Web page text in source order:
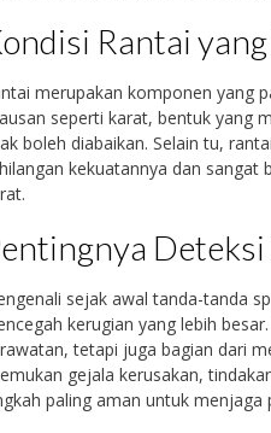
Rantai
merupakan komponen yang
seperti karat, bentuk yang
boleh diabaikan. Selain tu,
kekuatannya dan sangat
sejak awal tanda-tanda
kerugian yang lebih
tetapi juga bagian dari
gejala kerusakan,
paling aman untuk